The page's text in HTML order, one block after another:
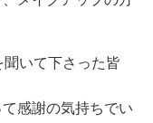
いて下さった皆
感謝の気持ちでい